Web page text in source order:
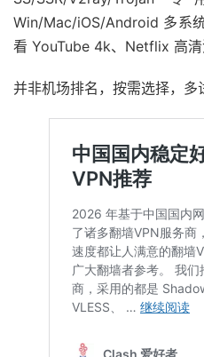
Win/Mac/iOS/Android 多系
看 YouTube 4k、Netflix 高清
并非机场排名，按需选择，多